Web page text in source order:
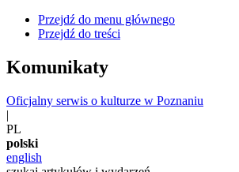
Przejdź do menu głównego
Przejdź do treści
Komunikaty
Oficjalny serwis o kulturze w Poznaniu
|
PL
polski
english